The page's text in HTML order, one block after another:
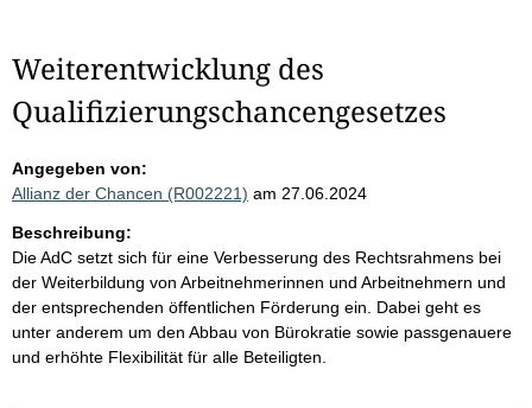
Weiterentwicklung des
Qualifizierungschancengesetzes
Angegeben von:
Allianz der Chancen (R002221) am 27.06.2024
Beschreibung:
Die AdC setzt sich für eine Verbesserung des Rechtsrahmens bei
der Weiterbildung von Arbeitnehmerinnen und Arbeitnehmern und
der entsprechenden öffentlichen Förderung ein. Dabei geht es
unter anderem um den Abbau von Bürokratie sowie passgenauere
und erhöhte Flexibilität für alle Beteiligten.